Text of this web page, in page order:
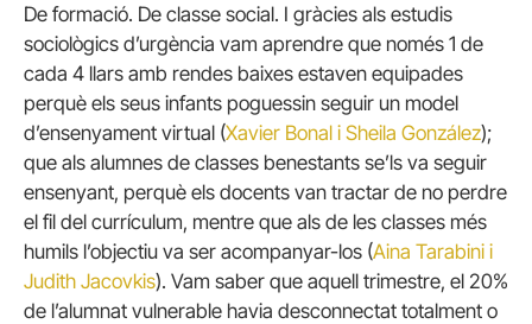
De formació. De classe social. I gràcies als estudis
sociològics d’urgència vam aprendre que només 1 de
cada 4 llars amb rendes baixes estaven equipades
perquè els seus infants poguessin seguir un model
d’ensenyament virtual (Xavier Bonal i Sheila González);
que als alumnes de classes benestants se’ls va seguir
ensenyant, perquè els docents van tractar de no perdre
el fil del currículum, mentre que als de les classes més
humils l’objectiu va ser acompanyar-los (Aina Tarabini i
Judith Jacovkis). Vam saber que aquell trimestre, el 20%
de l’alumnat vulnerable havia desconnectat totalment o